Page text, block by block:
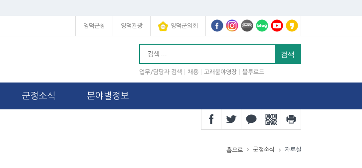
영덕군청 영덕관광 영덕군의회
업무/담당자 검색 채용 고래불야영장 블루로드
군정소식 분야별정보
홈으로 군정소식 자료실